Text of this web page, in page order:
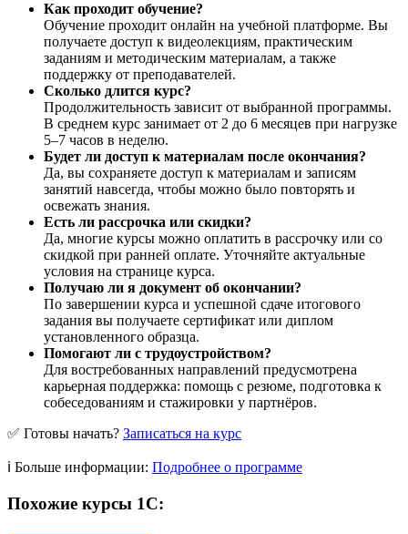
Как проходит обучение?
Обучение проходит онлайн на учебной платформе. Вы
получаете доступ к видеолекциям, практическим
заданиям и методическим материалам, а также
поддержку от преподавателей.
Сколько длится курс?
Продолжительность зависит от выбранной программы.
В среднем курс занимает от 2 до 6 месяцев при нагрузке
5–7 часов в неделю.
Будет ли доступ к материалам после окончания?
Да, вы сохраняете доступ к материалам и записям
занятий навсегда, чтобы можно было повторять и
освежать знания.
Есть ли рассрочка или скидки?
Да, многие курсы можно оплатить в рассрочку или со
скидкой при ранней оплате. Уточняйте актуальные
условия на странице курса.
Получаю ли я документ об окончании?
По завершении курса и успешной сдаче итогового
задания вы получаете сертификат или диплом
установленного образца.
Помогают ли с трудоустройством?
Для востребованных направлений предусмотрена
карьерная поддержка: помощь с резюме, подготовка к
собеседованиям и стажировки у партнёров.
✅ Готовы начать? Записаться на курс
ℹ️ Больше информации: Подробнее о программе
Похожие курсы 1С: